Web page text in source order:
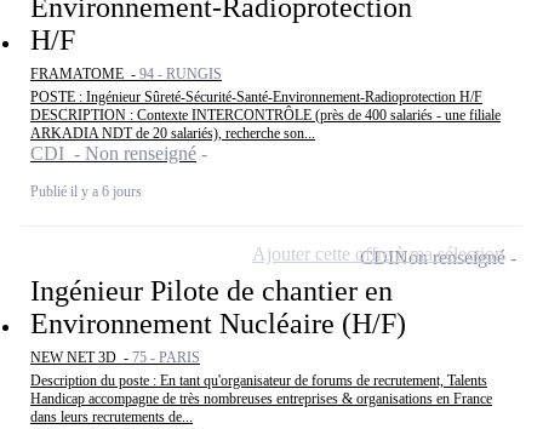
Environnement-Radioprotection
H/F
FRAMATOME - 94 - RUNGIS
POSTE : Ingénieur Sûreté-Sécurité-Santé-Environnement-Radioprotection H/F
DESCRIPTION : Contexte INTERCONTRÔLE (près de 400 salariés - une filiale
ARKADIA NDT de 20 salariés), recherche son...
CDI - Non renseigné
Publié il y a 6 jours
Ingénieur Pilote de chantier en
Environnement Nucléaire (H/F)
NEW NET 3D - 75 - PARIS
Description du poste : En tant qu'organisateur de forums de recrutement, Talents
Handicap accompagne de très nombreuses entreprises & organisations en France
dans leurs recrutements de...
CDINon renseigné
Ajouter cette offre à ma sélection